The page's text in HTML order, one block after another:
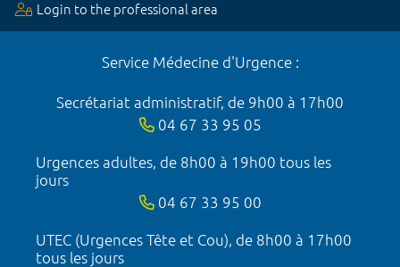
Login to the professional area
Service Médecine d'Urgence :
Secrétariat administratif, de 9h00 à 17h00
04 67 33 95 05
Urgences adultes, de 8h00 à 19h00 tous les
jours
04 67 33 95 00
UTEC (Urgences Tête et Cou), de 8h00 à 17h00
tous les jours